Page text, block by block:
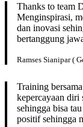
Thanks to team
Menginspirasi,
dan inovasi
bertanggung
Ramses Sianipar (
Training
kepercayaan diri
sehingga bisa
positif sehingga